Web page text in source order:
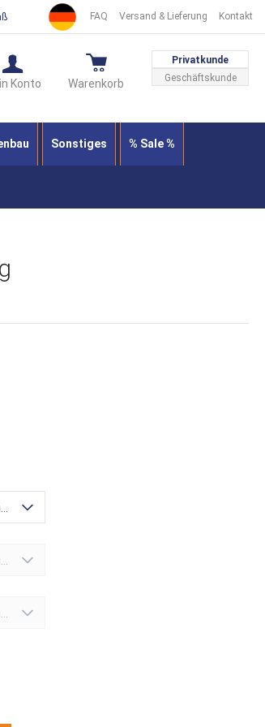
FAQ Versand & Lieferung Kontakt
Privatkunde
Geschäftskunde
Warenkorb
Konto
Sonstiges % Sale %